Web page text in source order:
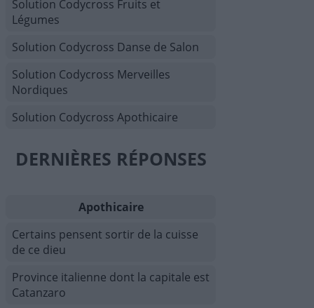
Solution Codycross Fruits et
Légumes
Solution Codycross Danse de Salon
Solution Codycross Merveilles
Nordiques
Solution Codycross Apothicaire
DERNIÈRES RÉPONSES
Apothicaire
Certains pensent sortir de la cuisse
de ce dieu
Province italienne dont la capitale est
Catanzaro